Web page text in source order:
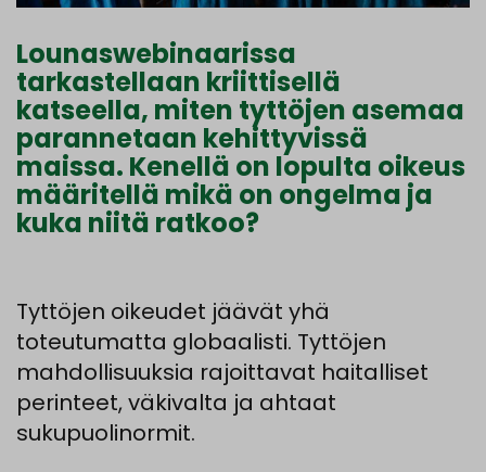
Lounaswebinaarissa
tarkastellaan kriittisellä
katseella, miten tyttöjen asemaa
parannetaan kehittyvissä
maissa. Kenellä on lopulta oikeus
määritellä mikä on ongelma ja
kuka niitä ratkoo?
Tyttöjen oikeudet jäävät yhä
toteutumatta globaalisti. Tyttöjen
mahdollisuuksia rajoittavat haitalliset
perinteet, väkivalta ja ahtaat
sukupuolinormit.